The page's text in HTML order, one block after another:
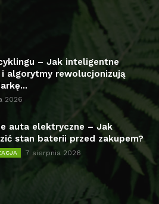
– Jak inteligentne
algorytmy rewolucjonizują
2026
auta elektryczne – Jak
stan baterii przed zakupem?
7 sierpnia 2026